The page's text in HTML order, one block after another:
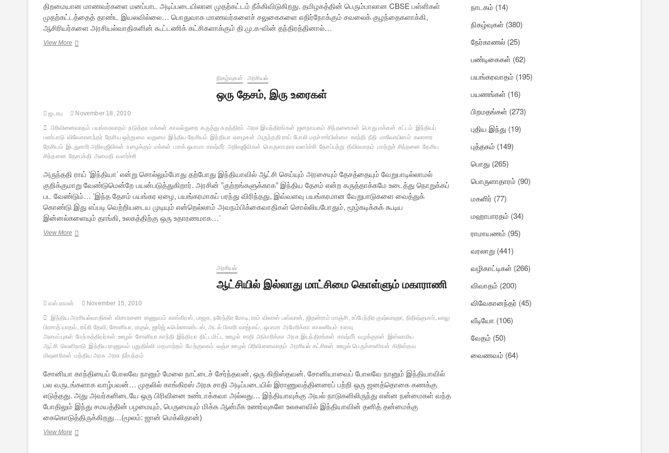
திறமையான மாணவர்களை மனப்பாட அடிப்படையிலான முதற்கட்டம் நீக்கிவிடுகிறது. தமிழகத்தின் பெரும்பாலான CBSE பள்ளிகள்
முதற்கட்டத்தைத் தாண்ட இயலவில்லை… பொதுவாக மாணவர்களைச் சலுகைகளை எதிர்நோக்கும் சவலைக் குழந்தைகளாக்கி,
ஆசிரியர்களை அரசியல்வாதிகளின் கூட்டணிக் கட்சிகளாக்கும் தி.மு.க-வின் தந்திரத்தினால்…
View Moreதரமிழந்த
நிகழ்வுகள் அரசியல்
ஒரு தேசம், இரு உரைகள்
ஜடாயு November 18, 2010
பிரிவினைவாதம் பயங்கரவாதம் நடுத்தர மக்கள் காவல்துறை கருத்து சுதந்திரம் அரசு இயந்திரங்கள் ஜனநாயகம் சிந்தனைகள் பொது மக்கள் சட்டம் இந்தியப்
பண்பாடு விவேகானந்தர் தேசிய ஒற்றுமை வறுமை இந்திய தேசியம் இந்தியா ஏழைகள் அருந்ததி ராய் போலி மதச்சார்பின்மை காந்தி நீதி மாவோயிஸம் கலாசார
தேசியம் இடதுசாரி அறிவுஜீவிகள் உழைக்கும் மக்கள் பராக் ஒபாமா காஷ்மீர் அறிவுஜீவிகள் பொருளாதார வளர்ச்சி தேசப்பற்று தீவிரவாதம் மாற்றுச் சிந்தனை தேசிய
சிந்தனை தேசபக்தி அமைதி வளர்ச்சி
அருந்ததி ராய் ’இந்தியா’ என்று சொல்லும்போது தற்போது இந்தியாவில் ஆட்சி செய்யும் அரசையும் தேசத்தையும் வேறுபாடில்லாமல்
குறிக்குமாறு வேண்டுமென்றே பயன்படுத்துகிறார். அரசின் ”குற்றங்களுக்காக” இந்திய தேசம் என்ற கருத்தாக்கமே உடைத்து நொறுக்கப்
பட வேண்டும்… ’இந்த தேசம் பயங்கர ஏழை, பயங்கரமாகப் பரந்து விரிந்தது, இவ்வளவு பயங்கரமான வேறுபாடுகளை வைத்துக்
கொண்டு இது எப்படி வெற்றியடைய முடியும் என்றெல்லாம் அவநம்பிக்கைவாதிகள் சொல்லியபோதும், மூழ்கடிக்கக் கூடிய
இன்னல்களையும் தாங்கி, உலகத்திற்கு ஒரு உதாரணமாக…’
View Moreஒரு
அரசியல்
ஆட்சியில் இல்லாது மாட்சிமை கொள்ளும் மகாராணி
எஸ்.ராமன் November 15, 2010
இந்திய அரசியல்வாதிகள் விசாரணை ராணுவம் காங்கிரஸ், பாஜக, நரேந்திர மோடி, ராம் விலாஸ் பஸ்வான், ஜிதன்ராம் மாஞ்சி, உப்பேந்திர குஷ்வாஹா, நிதிஷ்குமார், லாலு
பிரசாத் யாதவ், ராப்ரி தேவி, சோனியா, ராகுல், ஜார்ஜ் ஃபெர்னாண்டஸ், அடல் பிகாரி வாஜ்பாய், ஒபாமா அமேரிக்கா காலனியம் உளவு
அமைப்புகள் மேற்கத்தியர்கள் ஊழல் சோனியா காந்தி இந்தியா திட்டமிட்ட ஊழல் சாதி அமெரிக்கா அரசு இயந்திரங்கள் காஷ்மீர் வழக்குகள் இஸ்லாமிய
ஆட்சி வெளிநாடு இந்திய ராணுவம் புதுதில்லி மதமாற்றம் மேற்குலகம் லஞ்ச ஊழல் பிரிவினைவாதம் அரசியல் கட்சிகள் ஊழல் பெருச்சாளிகள் கிறிஸ்தவ
மிஷனரிகள் மத்திய அரசு அரசு நிர்பந்தம்
சோனியா காந்தியைப் போலவே நானும் மேலை நாட்டைச் சேர்ந்தவன், ஒரு கிறிஸ்தவன். சோனியாவைப் போலவே நானும் இந்தியாவில்
பல வருடங்களாக வாழ்பவன்… முதலில் காங்கிரஸ் அரசு சாதி அடிப்படையில் இராணுவத்தினரைப் பற்றி ஒரு ஜனத்தொகை கணக்கு
எடுத்தது. அது அவர்களிடையே ஒரு பிரிவினை உண்டாக்கவா அல்லது… இந்தியாவுக்கு அயல் நாடுகளிலிருந்து என்ன நன்மைகள் வந்த
போதிலும் இந்து சமயத்தின் பழமையும், பெருமையும் மிக்க ஆன்மீக உணர்வுகளே உலகளவில் இந்தியாவின் தனித் தன்மைக்கு
கைகொடுத்திருக்கிறது…(மூலம்: ஜான் மெக்லிதான்)
View Moreஆட்சியில்
நாடகம் (14)
நிகழ்வுகள் (380)
நேர்காணல் (25)
பண்டிகைகள் (62)
பயங்கரவாதம் (195)
பயணங்கள் (16)
பிறமதங்கள் (273)
புதிய இந்து (19)
புத்தகம் (149)
பொது (265)
பொருளாதாரம் (90)
மகளிர் (77)
மஹாபாரதம் (34)
ராமாயணம் (95)
வரலாறு (441)
வழிகாட்டிகள் (266)
விவாதம் (200)
விவேகானந்தர் (45)
வீடியோ (106)
வேதம் (50)
வைணவம் (64)